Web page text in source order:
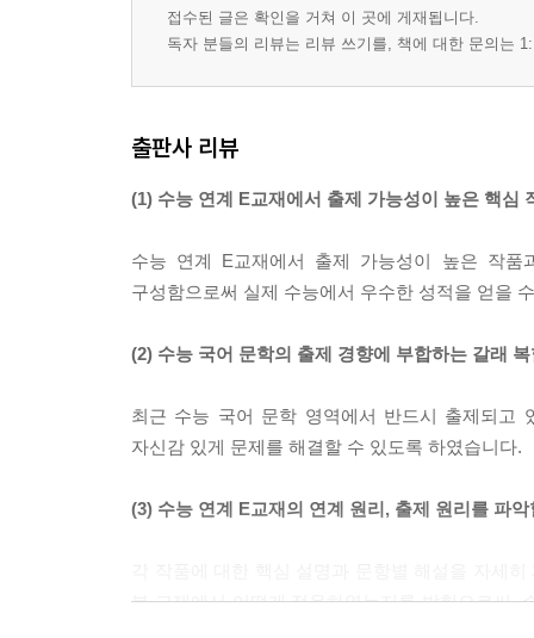
접수된 글은 확인을 거쳐 이 곳에 게재됩니다.
독자 분들의 리뷰는 리뷰 쓰기를, 책에 대한 문의는
출판사 리뷰
(1) 수능 연계 E교재에서 출제 가능성이 높은 핵심
수능 연계 E교재에서 출제 가능성이 높은 작
구성함으로써 실제 수능에서 우수한 성적을 얻을
(2) 수능 국어 문학의 출제 경향에 부합하는 갈래
최근 수능 국어 문학 영역에서 반드시 출제되고
자신감 있게 문제를 해결할 수 있도록 하였습니다.
(3) 수능 연계 E교재의 연계 원리, 출제 원리를 파
본 교재에서 어떻게 적용하였는지를 밝힘으로써,